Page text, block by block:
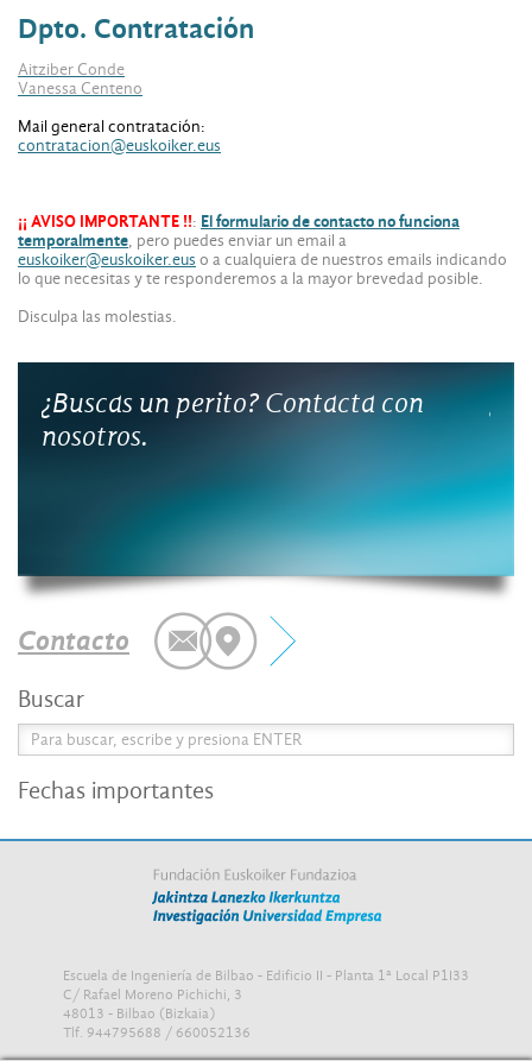
Dpto. Contratación
Aitziber Conde
Vanessa Centeno
Mail general contratación:
contratacion@euskoiker.eus
¡¡ AVISO IMPORTANTE !!: El formulario de contacto no funciona
temporalmente, pero puedes enviar un email a
euskoiker@euskoiker.eus o a cualquiera de nuestros emails indicando
lo que necesitas y te responderemos a la mayor brevedad posible.
Disculpa las molestias.
¿Buscas un perito? Contacta con
nosotros.
Contacto
Buscar
Fechas importantes
Escuela de Ingeniería de Bilbao - Edificio II - Planta 1ª Local P1I33
C/ Rafael Moreno Pichichi, 3
48013 - Bilbao (Bizkaia)
Tlf. 944795688 / 660052136